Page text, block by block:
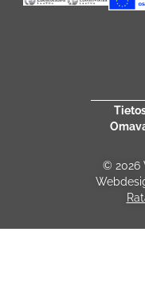
© 2026